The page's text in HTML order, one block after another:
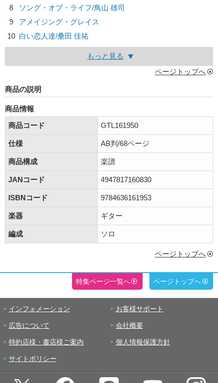
8
ソング・オブ・ライフ/鳥山 雄司
9
アメイジング・グレイス
10 白い恋人達/桑田 佳祐
もっと見る
ページトップへ
商品の説明
商品情報
商品コード
GTL161950
仕様 AB判/68ページ
商品構成 楽譜
JANコード 4947817160830
ISBNコード 9784636161953
楽器 ギター
編成 ソロ
ページトップへ
特集ページ一覧へ ページトップへ
インフォメーション お客様サポート
広告について 会社概要
特約店様・書店様ご案内 個人情報保護方針
サイトポリシー